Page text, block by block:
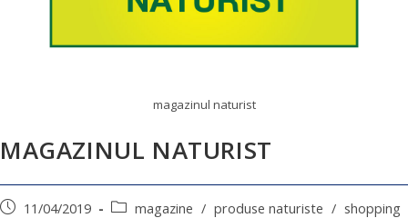
magazinul naturist
MAGAZINUL NATURIST
11/04/2019 magazine / produse naturiste / shopping